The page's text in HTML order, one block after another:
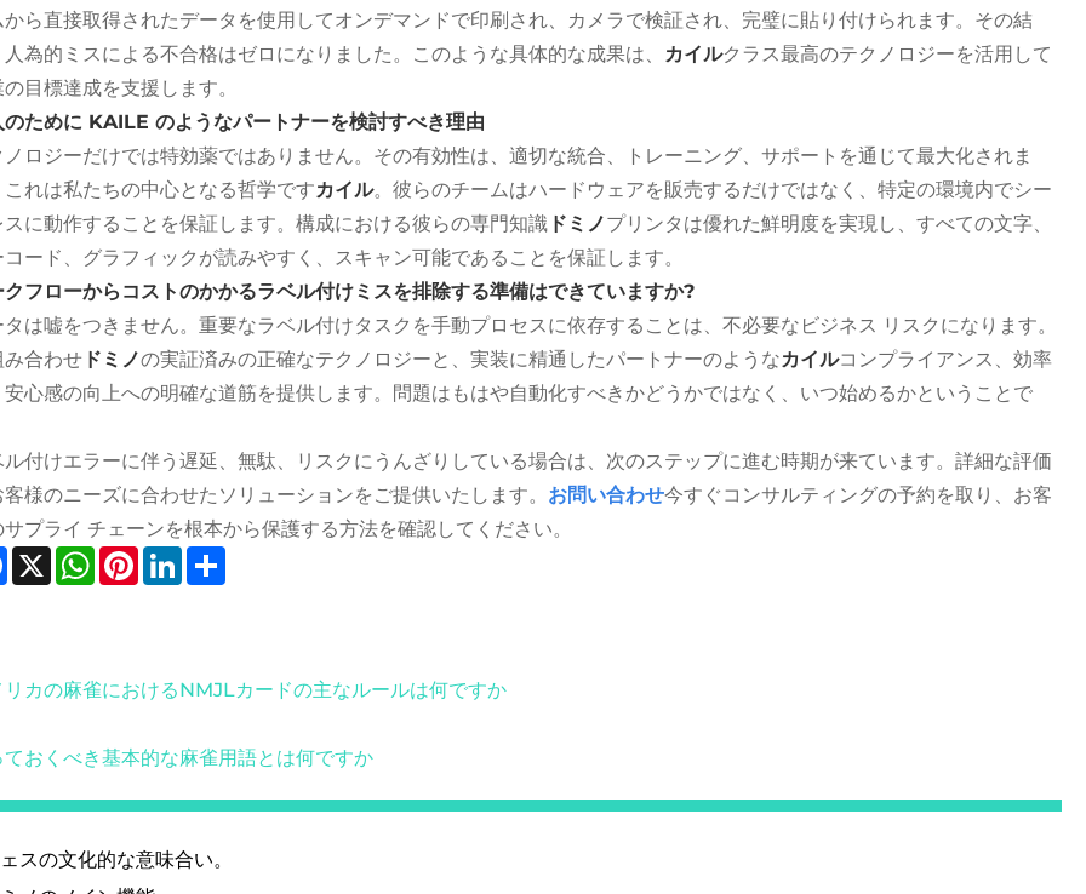
から直接取得されたデータを使用してオンデマンドで印刷され、カメラで検証され、完璧に貼り付けられます。その結
為的ミスによる不合格はゼロになりました。このような具体的な成果は、 カイルクラス最高のテクノロジーを活用して
目標達成を支援します。
のために KAILE のようなパートナーを検討すべき理由
ノロジーだけでは特効薬ではありません。その有効性は、適切な統合、トレーニング、サポートを通じて最大化されま
これは私たちの中心となる哲学ですカイル。彼らのチームはハードウェアを販売するだけではなく、特定の環境内でシー
スに動作することを保証します。構成における彼らの専門知識 ドミノプリンタは優れた鮮明度を実現し、すべての文字、
ード、グラフィックが読みやすく、スキャン可能であることを保証します。
クフローからコストのかかるラベル付けミスを排除する準備はできていますか?
タは嘘をつきません。重要なラベル付けタスクを手動プロセスに依存することは、不必要なビジネス リスクになります。
み合わせ ドミノの実証済みの正確なテクノロジーと、実装に精通したパートナーのようなカイルコンプライアンス、効率
安心感の向上への明確な道筋を提供します。問題はもはや自動化すべきかどうかではなく、いつ始めるかということで
ル付けエラーに伴う遅延、無駄、リスクにうんざりしている場合は、次のステップに進む時期が来ています。詳細な評価
様のニーズに合わせたソリューションをご提供いたします。 お問い合わせ今すぐコンサルティングの予約を取り、お客
プライ チェーンを根本から保護する方法を確認してください。
Facebook
X WhatsApp
PinterestLinkedIn
リカの麻雀におけるNMJLカードの主なルールは何ですか
ておくべき基本的な麻雀用語とは何ですか
スの文化的な意味合い。